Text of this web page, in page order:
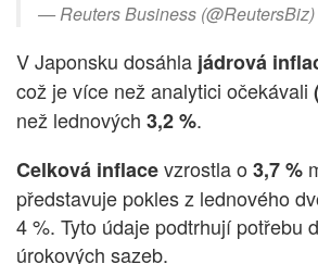
— Reuters Business (@ReutersBiz)
V Japonsku dosáhla jádrová
což je více než analytici očekávali
než lednových 3,2 %.
Celková inflacevzrostla o 3,7 %
představuje pokles z lednového
4 %. Tyto údaje podtrhují potřebu
úrokových sazeb.